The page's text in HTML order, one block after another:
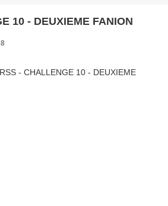
10 - DEUXIEME FANION